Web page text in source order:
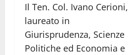
Il Ten. Col. Ivano Cerioni,
laureato in
Giurisprudenza, Scienze
Politiche ed Economia e